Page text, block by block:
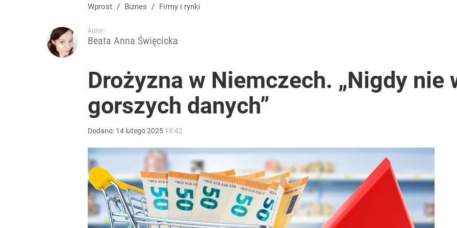
Wprost / Biznes / Firmy i rynki
Autor:
Beata Anna Święcicka
Drożyzna w Niemczech. „Nigdy nie
gorszych danych”
Dodano: 14 lutego2025 18:42